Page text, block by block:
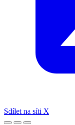
Sdílet na síti X